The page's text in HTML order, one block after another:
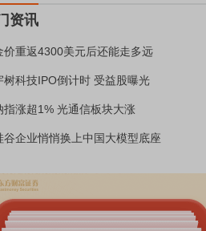
资讯
价重返4300美元后还能走多远
树科技IPO倒计时 受益股曝光
指涨超1% 光通信板块大涨
谷企业悄悄换上中国大模型底座